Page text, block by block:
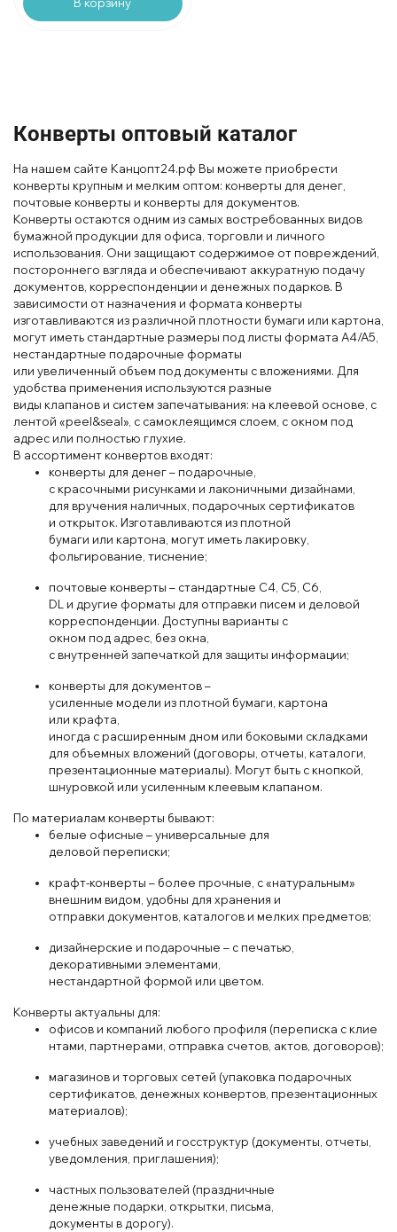
Конверты оптовый каталог
На нашем сайте Канцопт24.рф Вы можете приобрести
конверты крупным и мелким оптом: конверты для денег,
почтовые конверты и конверты для документов.
Конверты остаются одним из самых востребованных видов
бумажной продукции для офиса, торговли и личного
использования. Они защищают содержимое от повреждений,
постороннего взгляда и обеспечивают аккуратную подачу
документов, корреспонденции и денежных подарков. В
зависимости от назначения и формата конверты
изготавливаются из различной плотности бумаги или картона,
могут иметь стандартные размеры под листы формата A4/A5,
нестандартные подарочные форматы
или увеличенный объем под документы с вложениями. Для
удобства применения используются разные
виды клапанов и систем запечатывания: на клеевой основе, с
лентой «peel&seal», с самоклеящимся слоем, с окном под
адрес или полностью глухие.
В ассортимент конвертов входят:
конверты для денег– подарочные,
с красочными рисунками и лаконичными дизайнами,
для вручения наличных, подарочных сертификатов
и открыток. Изготавливаются из плотной
бумаги или картона, могут иметьлакировку,
фольгирование, тиснение;
почтовые конверты – стандартные С4, С5, С6,
DL и другие форматы для отправки писем и деловой
корреспонденции. Доступны варианты с
окном под адрес, без окна,
с внутренней запечаткой для защиты информации;
конверты для документов–
усиленные модели из плотной бумаги, картона
или крафта,
иногда с расширенным дном или боковыми складками
для объемных вложений (договоры, отчеты, каталоги,
презентационные материалы). Могут быть с кнопкой,
шнуровкой или усиленным клеевым клапаном.
По материалам конверты бывают:
белые офисные – универсальные для
деловой переписки;
крафт-конверты – более прочные, с«натуральным»
внешним видом, удобны для хранения и
отправки документов, каталогов и мелких предметов;
дизайнерские и подарочные – с печатью,
декоративными элементами,
нестандартной формой или цветом.
Конверты актуальны для:
офисов и компаний любого профиля (переписка с клие
нтами, партнерами, отправка счетов, актов, договоров);
магазинов и торговых сетей (упаковка подарочных
сертификатов, денежных конвертов, презентационных
материалов);
учебных заведений и госструктур (документы, отчеты,
уведомления, приглашения);
частных пользователей (праздничные
денежные подарки, открытки, письма,
документы в дорогу).